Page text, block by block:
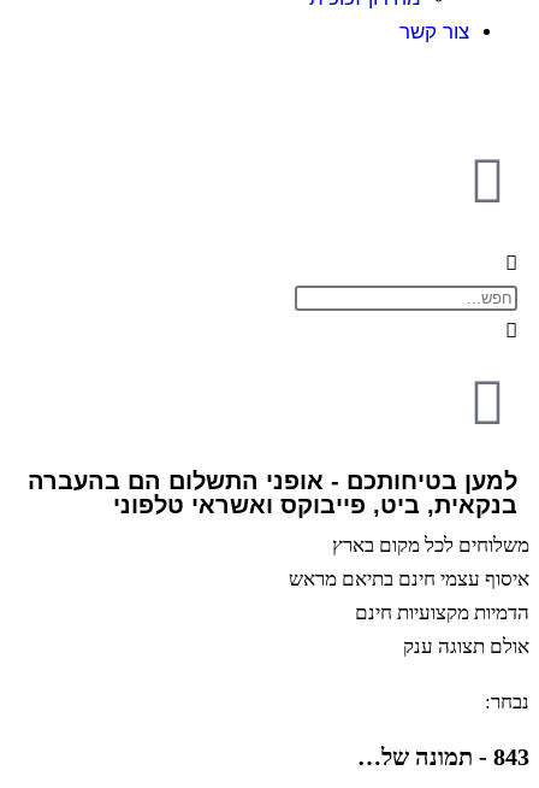
צור קשר
למען בטיחותכם - אופני התשלום הם בהעברה
בנקאית, ביט, פייבוקס ואשראי טלפוני
משלוחים לכל מקום בארץ
איסוף עצמי חינם בתיאם מראש
הדמיות מקצועיות חינם
אולם תצוגה ענק
נבחר:
843 - תמונה של…